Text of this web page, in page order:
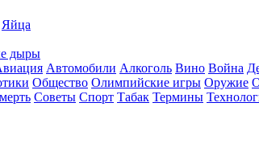
Яйца
дыры
Автомобили Алкоголь Вино Война
Общество Олимпийские игры Оружие
Советы Спорт Табак Термины